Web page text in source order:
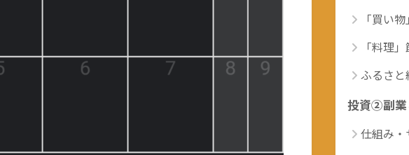
「買い
「料理
ふるさと
投資②副業
仕組み